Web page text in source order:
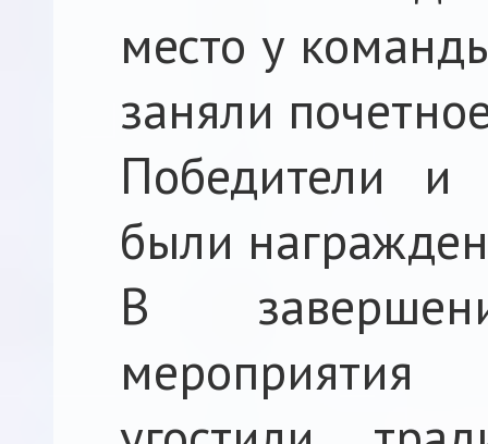
место у
заняли
Победители и
были
В